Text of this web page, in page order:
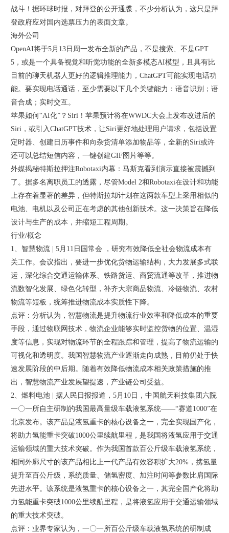
战斗！据环球时报，对拜登的公开通牒，不少分析认为，这只是拜
登政府应对国内选票压力的表面文章。
海外公司
OpenAI将于5月13日周一发布全新的产品，不是搜索、不是GPT
5，或是一个具备视觉和听觉功能的全新多模态AI模型，且具有比
目前的聊天机器人更好的逻辑推理能力，ChatGPT可能实现电话功
能。要实现电话通话，至少需要以下几个关键能力：语音识别；语
音合成；实时交互。
苹果如何“AI化”？Siri！苹果预计将在WWDC大会上发布改进后的
Siri，或引入ChatGPT技术，让Siri更好地处理用户请求，包括设置
定时器、创建日历事件和向杂货清单添加物品等，全新的Siri或许
还可以总结短信内容，一键创建GIF图片等等。
外媒揭秘特斯拉押注Robotaxi内幕：马斯克看到演示直接被震撼到
了。据多名离职员工的透露，尽管Model 2和Robotaxi在设计和功能
上存在着显著的差异，但特斯拉却计划在这两款车型上采用相似的
电池、电机以及公司正在考虑的其他创新技术。这一决策旨在降低
设计与生产的成本，并缩短工程周期。
行业/概念
1、智慧物流 | 5月11日国常会 ，研究有效降低全社会物流成本有
关工作。会议指出，要进一步优化货物运输结构，大力发展多式联
运，深化综合交通运输体系、铁路货运、商贸流通等改革，推进物
流数智化发展、绿色化转型，补齐大宗商品物流、冷链物流、农村
物流等短板，统筹推进物流成本实质性下降。
点评：分析认为，智慧物流是提升物流行业效率和降低成本的重要
手段，通过物联网技术，物流企业能够实时监控货物的位置、温湿
度等信息，实现对物流环节的全程跟踪和管理，提高了物流运输的
可视化和透明度。我国智慧物流产业逐渐走向成熟，目前仍处于快
速发展阶段的中后期。随着有效降低物流成本相关政策措施的推
出，智慧物流产业发展望提速，产业链公司受益。
2、燃料电池 | 据人民日报报道，5月10日，中国航天科技集团六院
一〇一所自主研制的我国最高量级车载液氢系统——“赛道1000”在
北京发布。该产品是液氢重卡的核心设备之一，完全实现国产化，
将助力氢能重卡突破1000公里续航里程，是我国将液氢应用于交通
运输领域的重大技术突破。作为我国首款百公斤级车载液氢系统，
相同外廓尺寸的该产品相比上一代产品有效容积扩大20%，携氢量
提升至百公斤级，系统质量、储氢密度、加注时间等参数比肩国际
先进水平。该系统是液氢重卡的核心设备之一，其完全国产化将助
力氢能重卡突破1000公里续航里程，是将液氢应用于交通运输领域
的重大技术突破。
点评：业界专家认为，一〇一所百公斤级车载液氢系统的研制成